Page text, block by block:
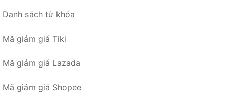
Danh sách từ khóa
Mã giảm giá Tiki
Mã giảm giá Lazada
Mã giảm giá Shopee